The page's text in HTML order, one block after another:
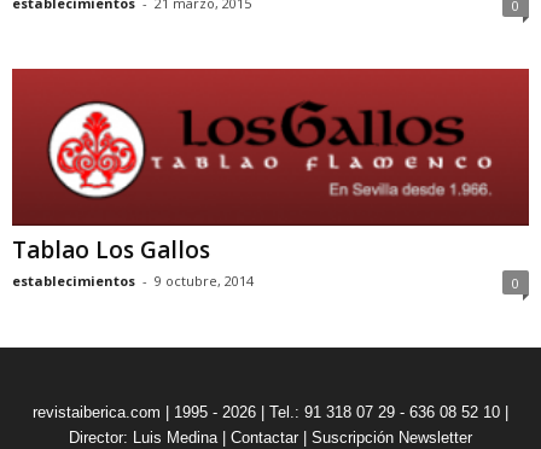
0
Tablao Los Gallos
establecimientos - 9 octubre, 2014 0
revistaiberica.com | 1995 - 2026 | Tel.: 91 318 07 29 - 636 08 52 10 |
Director: Luis Medina | Contactar | Suscripción Newsletter